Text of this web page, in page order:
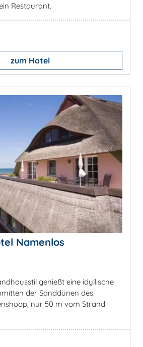
Restaurant.
zum Hotel
Namenlos
genießt eine idyllische
der Sanddünen des
nur 50 m vom Strand